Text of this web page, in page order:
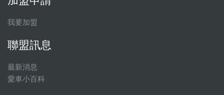
我要加盟
聯盟訊息
最新消息
愛車小百科